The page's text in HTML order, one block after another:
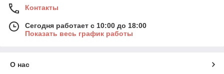
Контакты
Сегодня работает с 10:00 до 18:00
Показать весь график работы
О нас